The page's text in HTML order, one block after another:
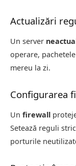
Actualizări
Un server
operare,
mereu la zi.
Configurarea
Un firewall
Setează reguli
porturile